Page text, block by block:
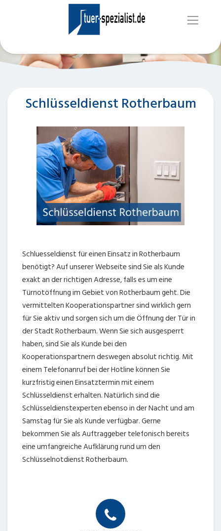
Schlüsseldienst Rotherbaum
Schluesseldienst für einen Einsatz in Rotherbaum
benötigt? Auf unserer Webseite sind Sie als Kunde
exakt an der richtigen Adresse, falls es um eine
Türnotöffnung im Gebiet von Rotherbaum geht. Die
vermittelten Kooperationspartner sind wirklich gern
für Sie aktiv und sorgen sich um die Öffnung der Tür in
der Stadt Rotherbaum. Wenn Sie sich ausgesperrt
haben, sind Sie als Kunde bei den
Kooperationspartnern deswegen absolut richtig. Mit
einem Telefonanruf bei der Hotline können Sie
kurzfristig einen Einsatztermin mit einem
Schlüsseldienst erhalten. Natürlich sind die
Schlüsseldienstexperten ebenso in der Nacht und am
Samstag für Sie als Kunde verfügbar. Gerne
bekommen Sie als Auftraggeber telefonisch bereits
eine umfangreiche Aufklärung rund um den
Schlüsselnotdienst Rotherbaum.